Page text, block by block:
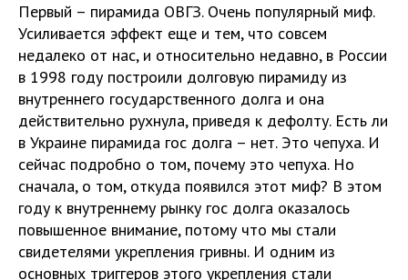
Первый – пирамида ОВГЗ. Очень популярный миф.
Усиливается эффект еще и тем, что совсем
недалеко от нас, и относительно недавно, в России
в 1998 году построили долговую пирамиду из
внутреннего государственного долга и она
действительно рухнула, приведя к дефолту. Есть ли
в Украине пирамида гос долга – нет. Это чепуха. И
сейчас подробно о том, почему это чепуха. Но
сначала, о том, откуда появился этот миф? В этом
году к внутреннему рынку гос долга оказалось
повышенное внимание, потому что мы стали
свидетелями укрепления гривны. И одним из
основных триггеров этого укрепления стали